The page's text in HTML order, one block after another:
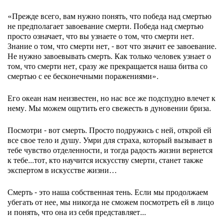
«Прежде всего, вам нужно понять, что победа над смертью
не предполагает завоевание смерти. Победа над смертью
просто означает, что вы узнаете о том, что смерти нет.
Знание о том, что смерти нет, - вот что значит ее завоевание.
Не нужно завоевывать смерть. Как только человек узнает о
том, что смерти нет, сразу же прекращается наша битва со
смертью с ее бесконечными поражениями».
Его океан нам неизвестен, но нас все же подспудно влечет к
нему. Мы можем ощутить его свежесть в дуновении бриза.
Посмотри - вот смерть. Просто подружись с ней, открой ей
все свое тело и душу. Умри для страха, который вызывает в
тебе чувство отделенности, и тогда радость жизни вернется
к тебе...тот, кто научится искусству смерти, станет также
экспертом в искусстве жизни…
Смерть - это наша собственная тень. Если мы продолжаем
убегать от нее, мы никогда не сможем посмотреть ей в лицо
и понять, что она из себя представляет...